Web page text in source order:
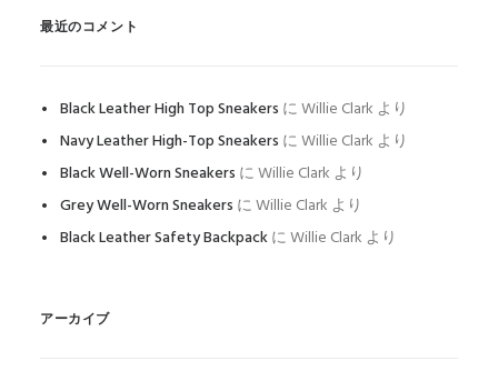
最近のコメント
Black Leather High Top Sneakers にWillie Clark より
Navy Leather High-Top Sneakers にWillie Clark より
Black Well-Worn Sneakers にWillie Clark より
Grey Well-Worn Sneakers にWillie Clark より
Black Leather Safety BackpackにWillie Clark より
アーカイブ